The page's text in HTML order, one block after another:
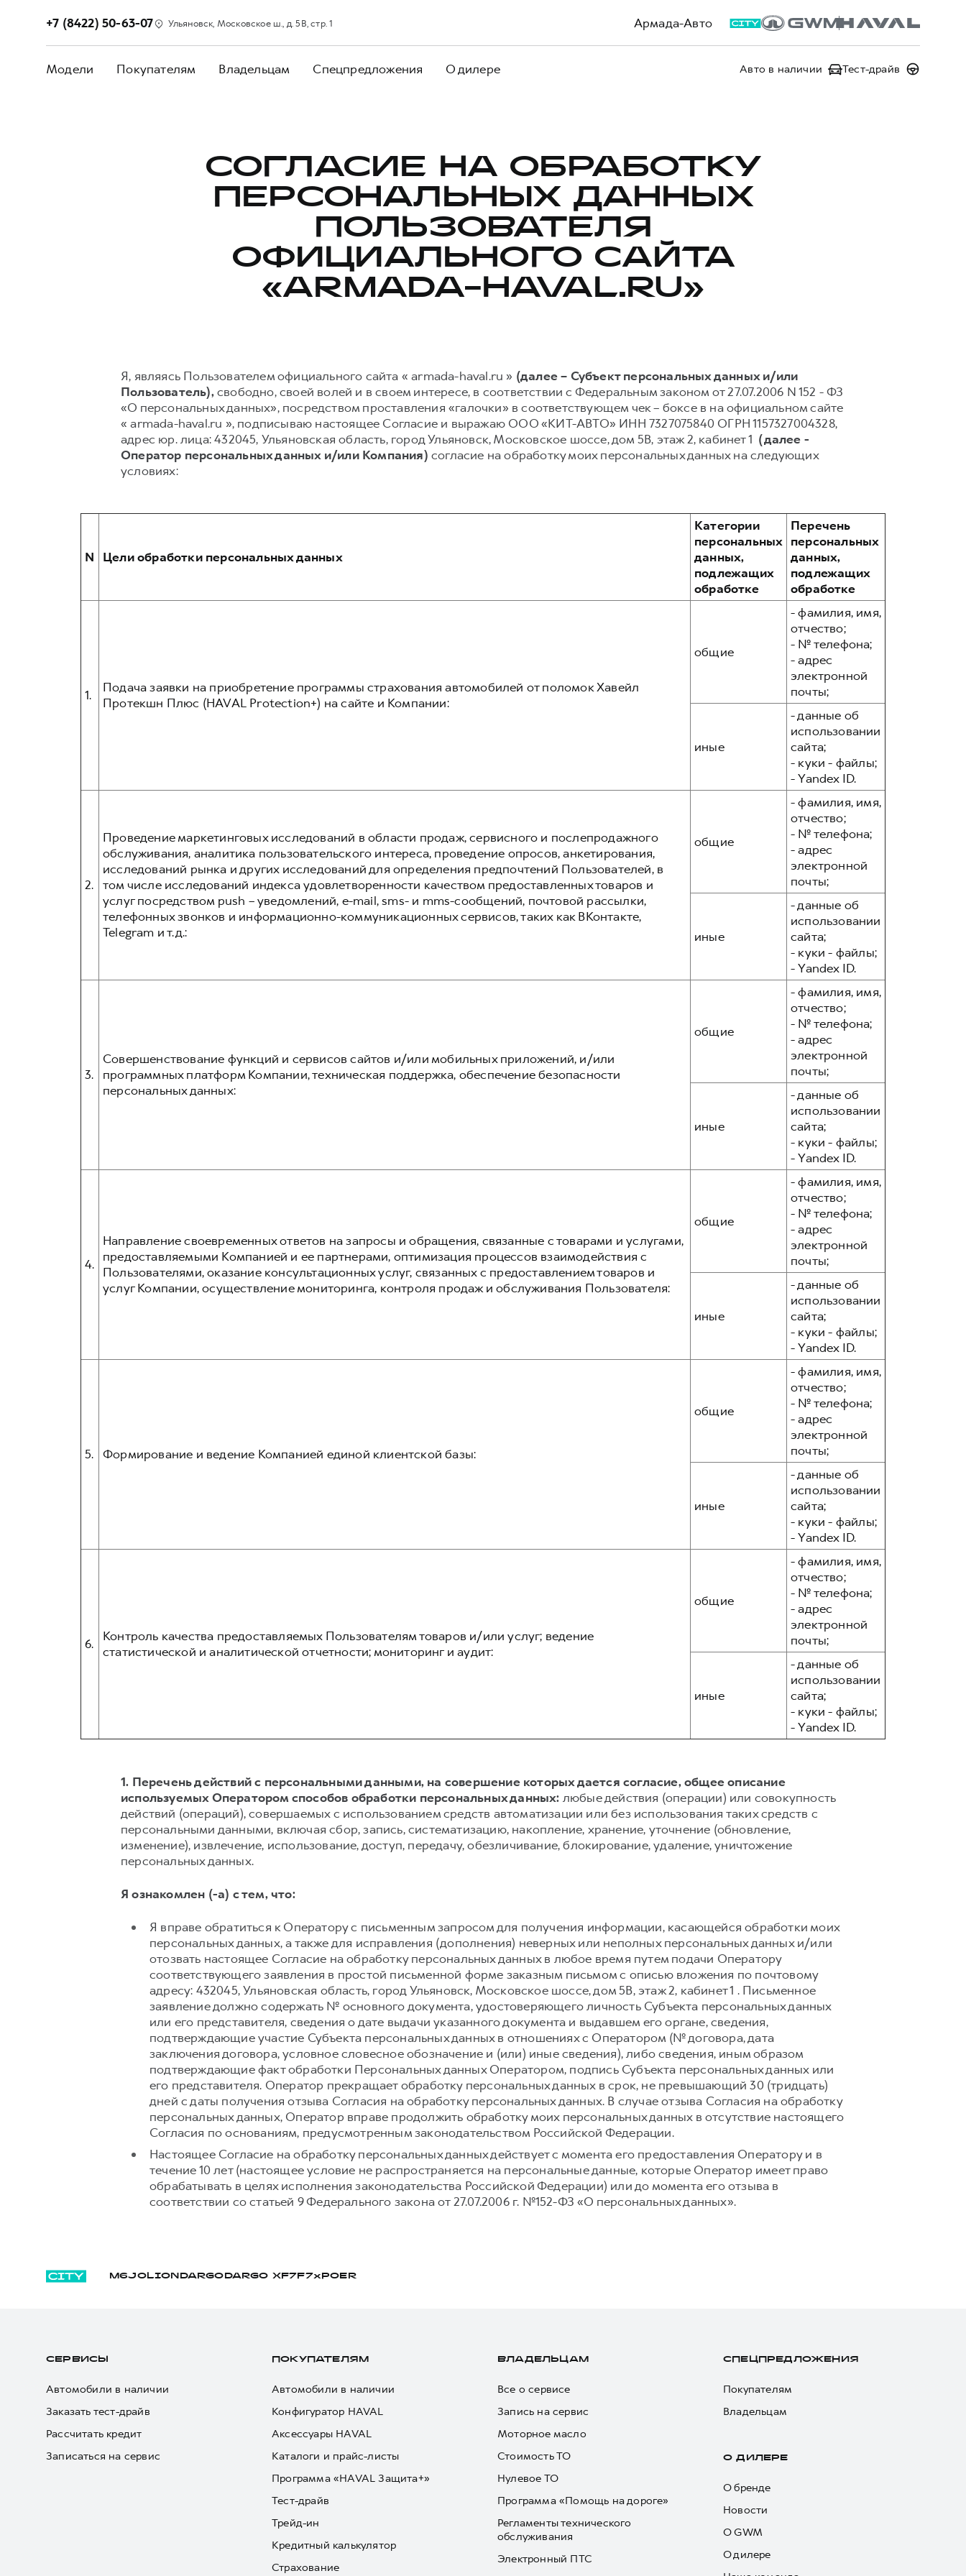
Армада-Авто
+7 (8422) 50-63-07 Ульяновск, Московское ш., д. 5В, стр. 1
Модели Покупателям Владельцам Спецпредложения О дилере Авто в наличии Тест-драйв
СОГЛАСИЕ НА ОБРАБОТКУ
ПЕРСОНАЛЬНЫХ ДАННЫХ
ПОЛЬЗОВАТЕЛЯ
ОФИЦИАЛЬНОГО САЙТА
«ARMADA-HAVAL.RU»
Я, являясь Пользователем официального сайта « armada-haval.ru » (далее – Субъект персональных данных и/или
Пользователь),свободно, своей волей и в своем интересе, в соответствии с Федеральным законом от 27.07.2006 N 152 - ФЗ
«О персональных данных», посредством проставления «галочки» в соответствующем чек – боксе в на официальном сайте
« armada-haval.ru », подписываю настоящее Согласие и выражаю ООО «КИТ-АВТО» ИНН 7327075840 ОГРН 1157327004328,
адрес юр. лица: 432045, Ульяновская область, город Ульяновск, Московское шоссе, дом 5В, этаж 2, кабинет 1 (далее -
Оператор персональных данных и/или Компания) согласие на обработку моих персональных данных на следующих
условиях:
N Цели обработки персональных данных
Категории
персональных
данных,
подлежащих
обработке
Перечень
персональных
данных,
подлежащих
обработке
1.
Подача заявки на приобретение программы страхования автомобилей от поломок Хавейл
Протекшн Плюс (HAVAL Protection+) на сайте и Компании:
общие
- фамилия, имя,
отчество;
- № телефона;
- адрес
электронной
почты;
иные
- данные об
использовании
сайта;
- куки - файлы;
- Yandex ID.
2.
Проведение маркетинговых исследований в области продаж, сервисного и послепродажного
обслуживания, аналитика пользовательского интереса, проведение опросов, анкетирования,
исследований рынка и других исследований для определения предпочтений Пользователей, в
том числе исследований индекса удовлетворенности качеством предоставленных товаров и
услуг посредством push – уведомлений, e-mail, sms- и mms-сообщений, почтовой рассылки,
телефонных звонков и информационно-коммуникационных сервисов, таких как ВКонтакте,
Telegram и т.д.:
общие
- фамилия, имя,
отчество;
- № телефона;
- адрес
электронной
почты;
иные
- данные об
использовании
сайта;
- куки - файлы;
- Yandex ID.
3.
Совершенствование функций и сервисов сайтов и/или мобильных приложений, и/или
программных платформ Компании, техническая поддержка, обеспечение безопасности
персональных данных:
общие
- фамилия, имя,
отчество;
- № телефона;
- адрес
электронной
почты;
иные
- данные об
использовании
сайта;
- куки - файлы;
- Yandex ID.
4.
Направление своевременных ответов на запросы и обращения, связанные с товарами и услугами,
предоставляемыми Компанией и ее партнерами, оптимизация процессов взаимодействия с
Пользователями, оказание консультационных услуг, связанных с предоставлением товаров и
услуг Компании, осуществление мониторинга, контроля продаж и обслуживания Пользователя:
общие
- фамилия, имя,
отчество;
- № телефона;
- адрес
электронной
почты;
иные
- данные об
использовании
сайта;
- куки - файлы;
- Yandex ID.
5. Формирование и ведение Компанией единой клиентской базы:
общие
- фамилия, имя,
отчество;
- № телефона;
- адрес
электронной
почты;
иные
- данные об
использовании
сайта;
- куки - файлы;
- Yandex ID.
6.
Контроль качества предоставляемых Пользователям товаров и/или услуг; ведение
статистической и аналитической отчетности; мониторинг и аудит:
общие
- фамилия, имя,
отчество;
- № телефона;
- адрес
электронной
почты;
иные
- данные об
использовании
сайта;
- куки - файлы;
- Yandex ID.
1. Перечень действий с персональными данными, на совершение которых дается согласие, общее описание
используемых Оператором способов обработки персональных данных: любые действия (операции) или совокупность
действий (операций), совершаемых с использованием средств автоматизации или без использования таких средств с
персональными данными, включая сбор, запись, систематизацию, накопление, хранение, уточнение (обновление,
изменение), извлечение, использование, доступ, передачу, обезличивание, блокирование, удаление, уничтожение
персональных данных.
Я ознакомлен (-а) с тем, что:
Я вправе обратиться к Оператору с письменным запросом для получения информации, касающейся обработки моих
персональных данных, а также для исправления (дополнения) неверных или неполных персональных данных и/или
отозвать настоящее Согласие на обработку персональных данных в любое время путем подачи Оператору
соответствующего заявления в простой письменной форме заказным письмом с описью вложения по почтовому
адресу: 432045, Ульяновская область, город Ульяновск, Московское шоссе, дом 5В, этаж 2, кабинет 1 . Письменное
заявление должно содержать № основного документа, удостоверяющего личность Субъекта персональных данных
или его представителя, сведения о дате выдачи указанного документа и выдавшем его органе, сведения,
подтверждающие участие Субъекта персональных данных в отношениях с Оператором (№ договора, дата
заключения договора, условное словесное обозначение и (или) иные сведения), либо сведения, иным образом
подтверждающие факт обработки Персональных данных Оператором, подпись Субъекта персональных данных или
его представителя. Оператор прекращает обработку персональных данных в срок, не превышающий 30 (тридцать)
дней с даты получения отзыва Согласия на обработку персональных данных. В случае отзыва Согласия на обработку
персональных данных, Оператор вправе продолжить обработку моих персональных данных в отсутствие настоящего
Согласия по основаниям, предусмотренным законодательством Российской Федерации.
Настоящее Согласие на обработку персональных данных действует с момента его предоставления Оператору и в
течение 10 лет (настоящее условие не распространяется на персональные данные, которые Оператор имеет право
обрабатывать в целях исполнения законодательства Российской Федерации) или до момента его отзыва в
соответствии со статьей 9 Федерального закона от 27.07.2006 г. №152-ФЗ «О персональных данных».
M6JOLION DARGO DARGO Х F7 F7x POER
СЕРВИСЫ
Автомобили в наличии
Заказать тест-драйв
Рассчитать кредит
Записаться на сервис
ПОКУПАТЕЛЯМ
Автомобили в наличии
Конфигуратор HAVAL
Аксессуары HAVAL
Каталоги и прайс-листы
Программа «HAVAL Защита+»
Тест-драйв
Трейд-ин
Кредитный калькулятор
Страхование
ВЛАДЕЛЬЦАМ
Все о сервисе
Запись на сервис
Моторное масло
Стоимость ТО
Нулевое ТО
Программа «Помощь на дороге»
Регламенты технического
обслуживания
Электронный ПТС
СПЕЦПРЕДЛОЖЕНИЯ
Покупателям
Владельцам
О ДИЛЕРЕ
О бренде
Новости
О GWM
О дилере